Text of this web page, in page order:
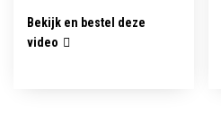
Bekijk en bestel deze
video